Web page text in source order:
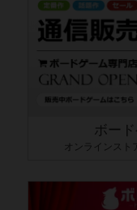
ボー
オンラインス